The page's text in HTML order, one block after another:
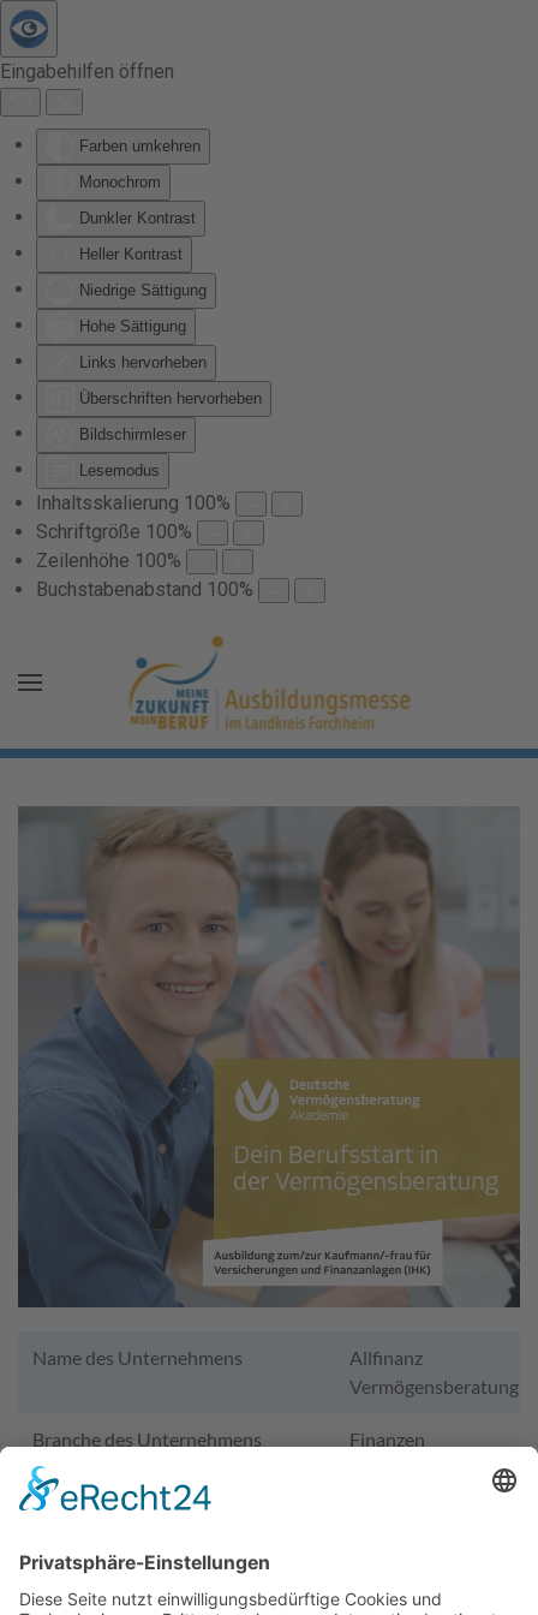
Eingabehilfen öffnen
Farben umkehren
Monochrom
Dunkler Kontrast
Heller Kontrast
Niedrige Sättigung
Hohe Sättigung
Links hervorheben
Überschriften hervorheben
Bildschirmleser
Lesemodus
Inhaltsskalierung 100%
Schriftgröße 100%
Zeilenhöhe 100%
Buchstabenabstand 100%
Zum Hauptinhalt springen
Name des Unternehmens
Allfinanz
Vermögensberatung
Branche des Unternehmens Finanzen
Homepage des Unternehmens
https://www.dvag-
Adresse des Unternehmens
Forchheim